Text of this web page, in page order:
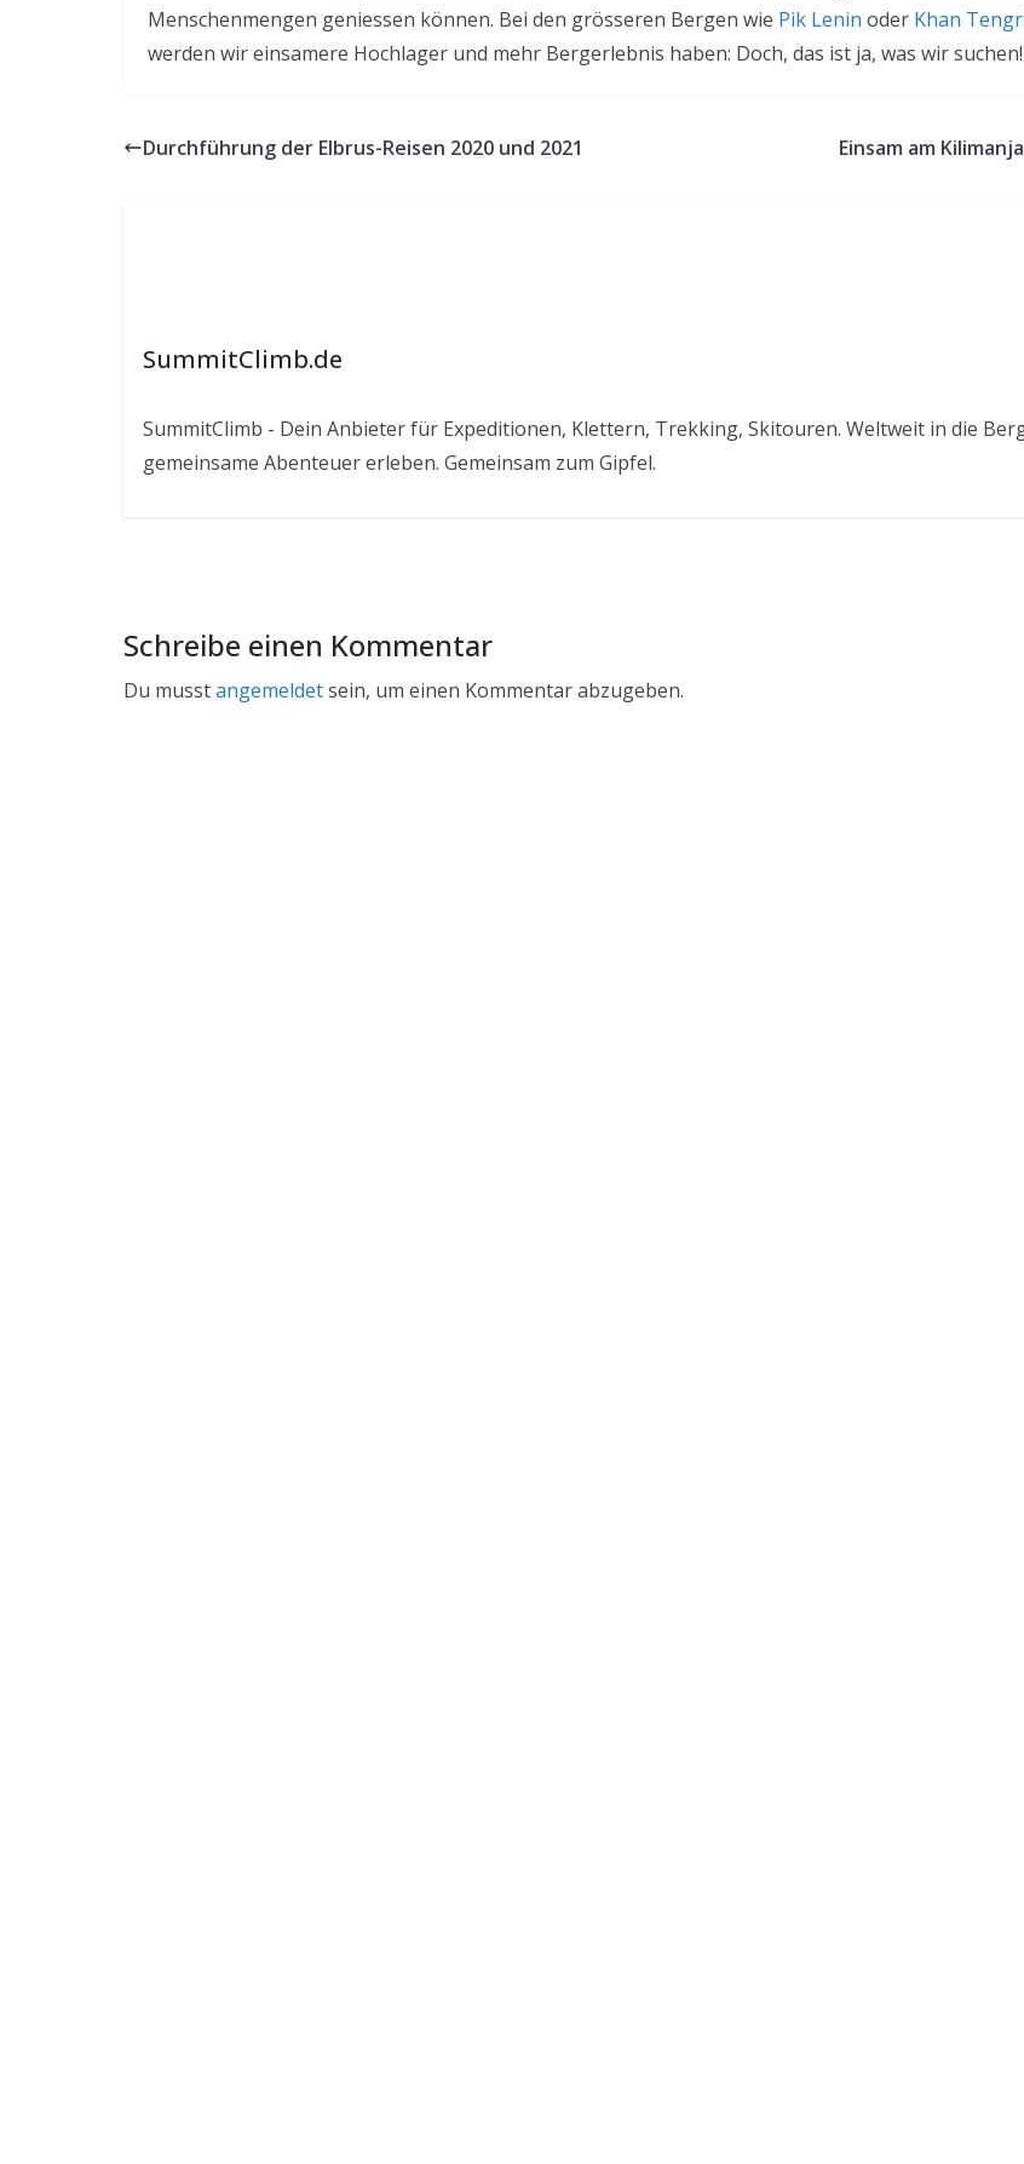
Menschenmengen geniessen können. Bei den grösseren Bergen wie Pik Lenin oder Khan
werden wir einsamere Hochlager und mehr Bergerlebnis haben: Doch, das ist ja, was wir suchen!
Durchführung der Elbrus-Reisen 2020 und 2021 Einsam am
SummitClimb.de
SummitClimb - Dein Anbieter für Expeditionen, Klettern, Trekking, Skitouren. Weltweit in die
gemeinsame Abenteuer erleben. Gemeinsam zum Gipfel.
Schreibe einen Kommentar
Du musstangemeldetsein, um einen Kommentar abzugeben.